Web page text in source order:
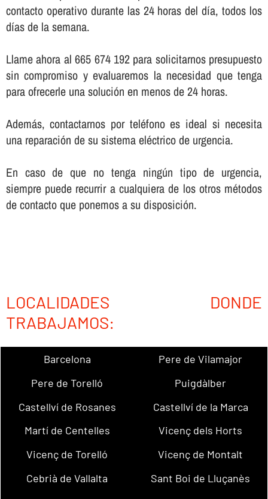
contacto operativo durante las 24 horas del dí­a, todos los
dí­as de la semana.
Llame ahora al 665 674 192 para solicitarnos presupuesto
sin compromiso y evaluaremos la necesidad que tenga
para ofrecerle una solución en menos de 24 horas.
Además, contactarnos por teléfono es ideal si necesita
una reparación de su sistema eléctrico de urgencia.
En caso de que no tenga ningún tipo de urgencia,
siempre puede recurrir a cualquiera de los otros métodos
de contacto que ponemos a su disposición.
LOCALIDADES DONDE
TRABAJAMOS:
Barcelona
Pere de Vilamajor
Pere de Torelló
Puigdàlber
Castellví de Rosanes
Castellví de la Marca
Martí de Centelles
Vicenç dels Horts
Vicenç de Torelló
Vicenç de Montalt
Cebrià de Vallalta
Sant Boi de Lluçanès